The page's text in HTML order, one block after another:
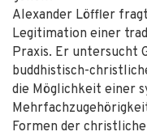
Alexander Löffler
Legitimation einer
Praxis. Er untersucht
buddhistisch-
die Möglichkeit einer
Formen der